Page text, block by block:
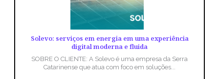
Solevo: serviços em energia em uma experiência
digital moderna e fluida
SOBRE O CLIENTE: A Solevo é uma empresa da Serra
Catarinense que atua com foco em soluções...